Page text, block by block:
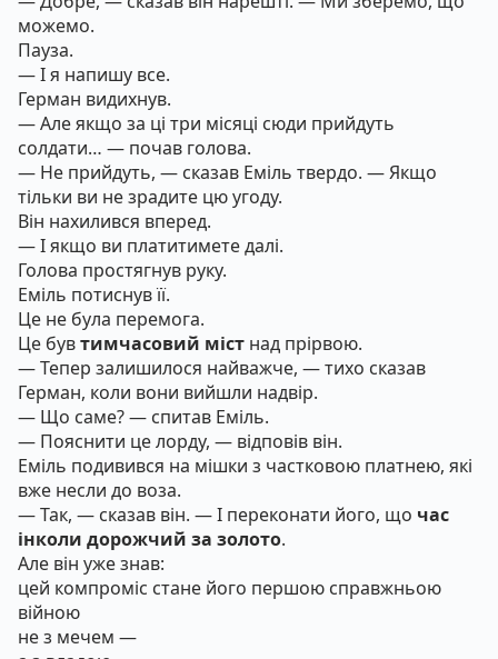
можемо.
Пауза.
— І я напишу все.
Герман видихнув.
— Але якщо за ці три місяці сюди прийдуть
солдати… — почав голова.
— Не прийдуть, — сказав Еміль твердо. — Якщо
тільки ви не зрадите цю угоду.
Він нахилився вперед.
— І якщо ви платитимете далі.
Голова простягнув руку.
Еміль потиснув її.
Це не була перемога.
Це бувтимчасовий міст над прірвою.
— Тепер залишилося найважче, — тихо сказав
Герман, коли вони вийшли надвір.
— Що саме? — спитав Еміль.
— Пояснити це лорду, — відповів він.
Еміль подивився на мішки з частковою платнею, які
вже несли до воза.
— Так, — сказав він. — І переконати його, що час
інколи дорожчий за золото.
Але він уже знав:
цей компроміс стане його першою справжньою
війною
не з мечем —